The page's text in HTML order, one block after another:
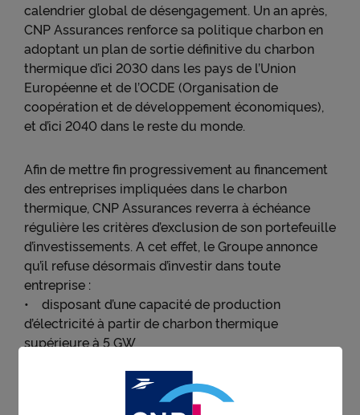
calendrier global de désengagement. Un an après,
CNP Assurances renforce sa politique charbon en
adoptant un plan de sortie définitive du charbon
thermique d’ici 2030 dans les pays de l’Union
Européenne et de l’OCDE (Organisation de
coopération et de développement économiques),
et d’ici 2040 dans le reste du monde.
Afin de mettre fin progressivement au financement
des entreprises impliquées dans le charbon
thermique, CNP Assurances reverra à échéance
régulière les critères d’exclusion de son portefeuille
d’investissements. A cet effet, le Groupe annonce
qu’il refuse désormais d’investir dans toute
entreprise :
• disposant d’une capacité de production
d’électricité à partir de charbon thermique
supérieure à 5 GW
charbon thermique par an
• ou développant de nouvelles infrastructures